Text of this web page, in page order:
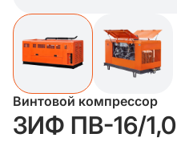
Винтовой компрессор
ЗИФ ПВ-16/1,0